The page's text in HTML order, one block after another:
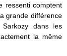
ressenti comptent
grande différence
Sarkozy dans les
la même